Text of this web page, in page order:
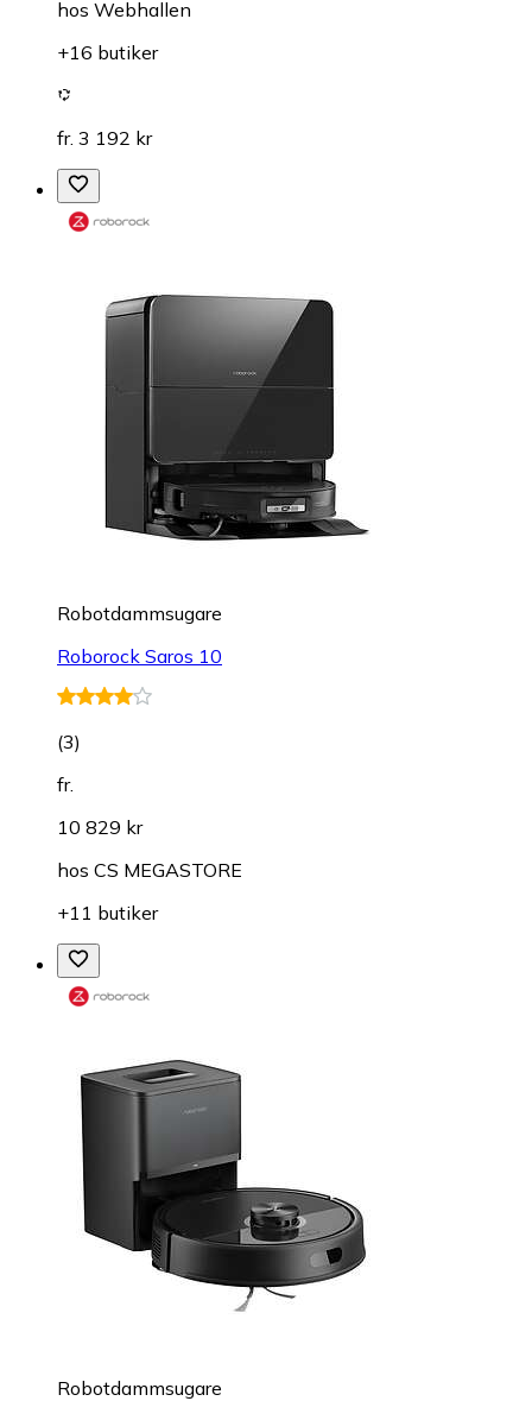
hos Webhallen
+16 butiker
fr. 3 192 kr
Robotdammsugare
Roborock Saros 10
(3)
fr.
10 829 kr
hos CS MEGASTORE
+11 butiker
Robotdammsugare